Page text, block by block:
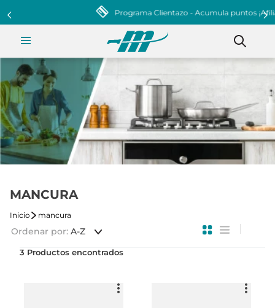
Programa Clientazo - Acumula puntos ¡Afiliate!
MANCURA
mancura
Ordenar por A-Z
3